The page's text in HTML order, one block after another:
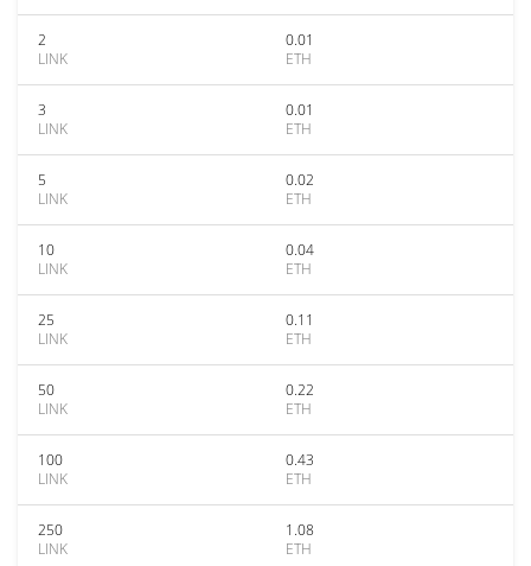
2
LINK
0.01
ETH
3
LINK
0.01
ETH
5
LINK
0.02
ETH
10
LINK
0.04
ETH
25
LINK
0.11
ETH
50
LINK
0.22
ETH
100
LINK
0.43
ETH
250
LINK
1.08
ETH